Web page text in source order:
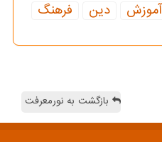
آموزش دین
فرهنگ
بازگشت به نورمعرفت